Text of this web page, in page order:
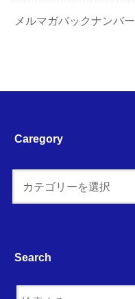
メルマガバックナンバー
Caregory
Search